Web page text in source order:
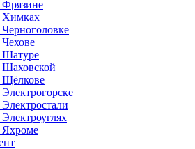
Фрязине
Химках
Шатуре
Щёлкове
Яхроме